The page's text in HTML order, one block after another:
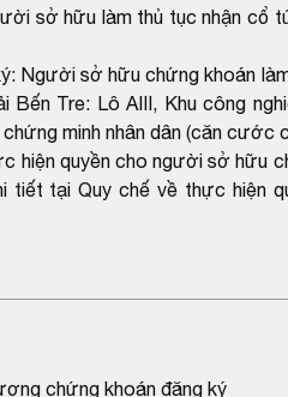
sở hữu làm thủ tục nhận cổ
Người sở hữu chứng khoán
Tre: Lô AIII, Khu công
minh nhân dân (căn cước
hiện quyền cho người sở hữu
tiết tại Quy chế về thực hiện
chứng khoán đăng ký